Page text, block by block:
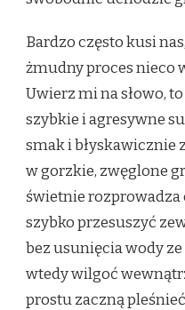
Bardzo często kusi
żmudny proces nieco
Uwierz mi na słowo,
szybkie i agresywne
smak i błyskawicznie
w gorzkie, zwęglone
świetnie rozprowadza
szybko przesuszyć
bez usunięcia wody
wtedy wilgoć
prostu zaczną